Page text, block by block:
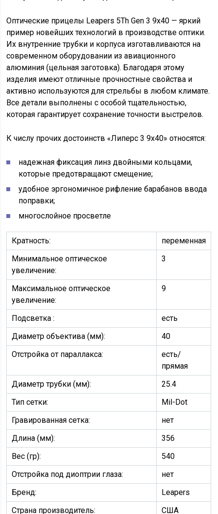
Оптические прицелы Leapers 5Th Gen 3 9х40 — яркий
пример новейших технологий в производстве оптики.
Их внутренние трубки и корпуса изготавливаются на
современном оборудовании из авиационного
алюминия (цельная заготовка). Благодаря этому
изделия имеют отличные прочностные свойства и
активно используются для стрельбы в любом климате.
Все детали выполнены с особой тщательностью,
которая гарантирует сохранение точности выстрелов.
К числу прочих достоинств «Липерс 3 9х40» относятся:
надежная фиксация линз двойными кольцами,
которые предотвращают смещение;
удобное эргономичное рифление барабанов ввода
поправки;
многослойное просветле
Кратность:
переменная
Минимальное оптическое
увеличение:
3
Максимальное оптическое
увеличение:
9
Подсветка :
есть
Диаметр объектива (мм):
40
Отстройка от параллакса:
есть/
прямая
Диаметр трубки (мм):
25.4
Тип сетки:
Mil-Dot
Гравированная сетка:
нет
Длина (мм):
356
Вес (гр):
540
Отстройка под диоптрии глаза:
нет
Бренд:
Leapers
Страна производитель:
США